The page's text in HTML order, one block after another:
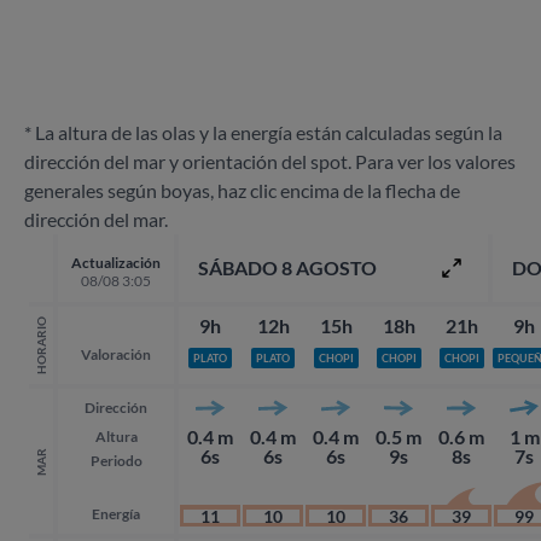
* La altura de las olas y la energía están calculadas según la
dirección del mar y orientación del spot. Para ver los valores
generales según boyas, haz clic encima de la flecha de
dirección del mar.
Actualización
08/08 3:05
HORARIO Valoración
MAR
Dirección
Altura
Periodo
Energía
SÁBADO 8 AGOSTO
9h
PLATO
0.4 m
6s
11
12h
PLATO
0.4 m
6s
10
15h
CHOPI
0.4 m
6s
10
18h
CHOPI
0.5 m
9s
36
21h
CHOPI
0.6 m
8s
39
9h
1 m
7s
99